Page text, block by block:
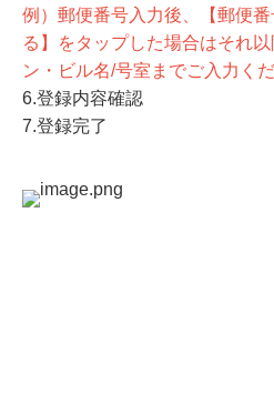
例）郵便番号入力後、【郵便
る】をタップした場合はそれ
ン・ビル名/号室までご入力くだ
6.登録内容確認
7.登録完了